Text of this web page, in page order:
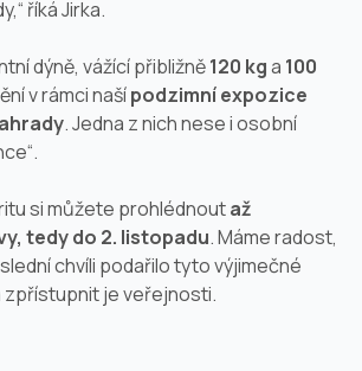
říká Jirka.
dýně, vážící přibližně120 kga 100
v rámci našípodzimní expozice
. Jedna z nich nese i osobní
.
si můžete prohlédnoutaž
tedy do 2. listopadu. Máme radost,
chvíli podařilo tyto výjimečné
zpřístupnit je veřejnosti.